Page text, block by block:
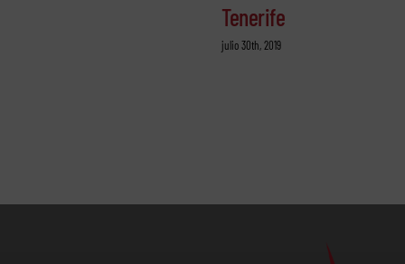
Tenerife
julio 30th, 2019